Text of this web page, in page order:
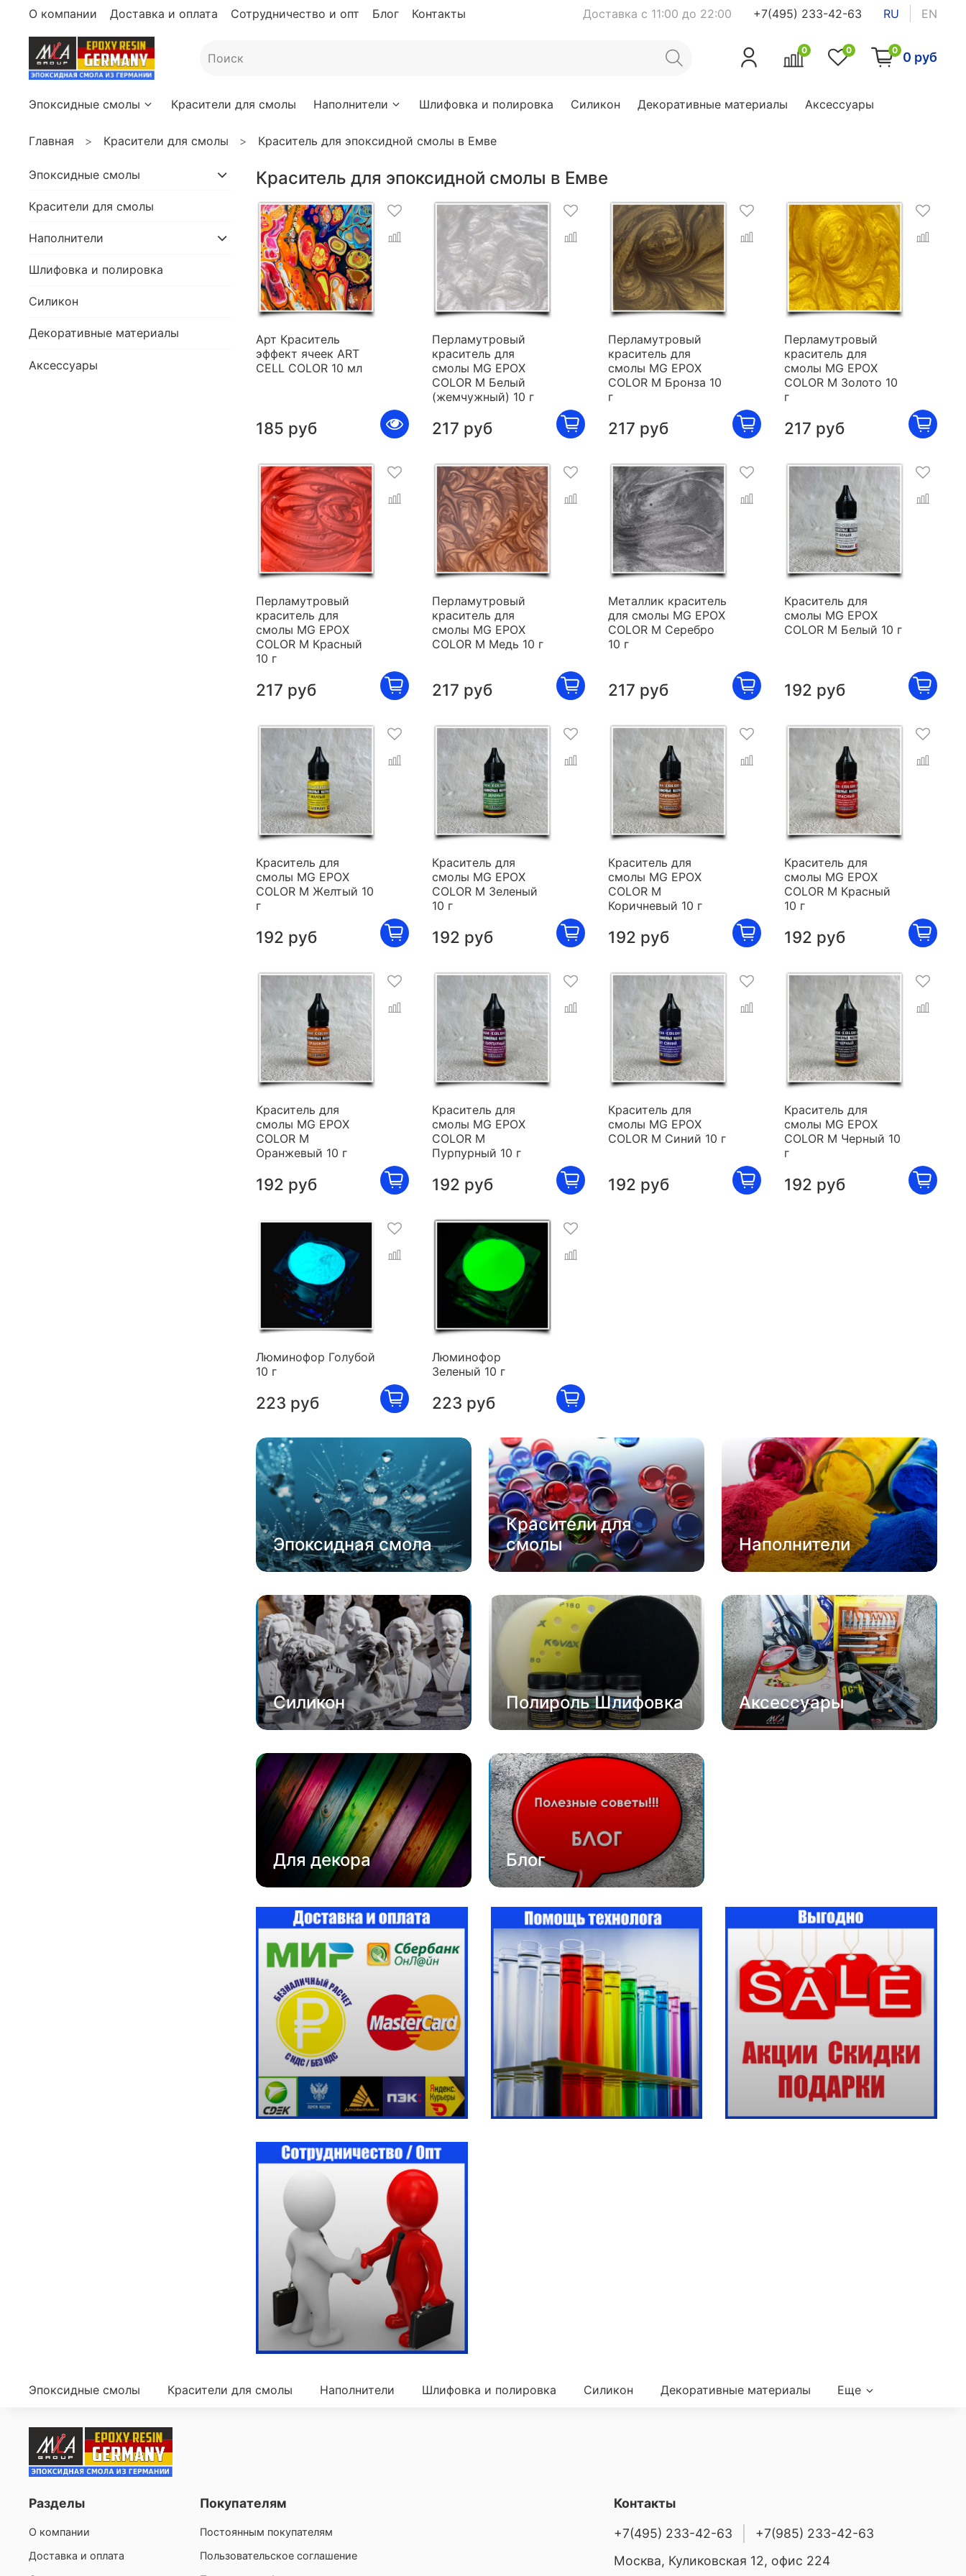
О компании Доставка и оплата Сотрудничество и опт Блог Контакты Доставка с 11:00 до 22:00 +7(495) 233-42-63 RU EN
0 0 0 0 руб
Эпоксидные смолы Красители для смолы Наполнители Шлифовка и полировка Силикон Декоративные материалы Аксессуары
Главная Красители для смолы Краситель для эпоксидной смолы в Емве
Краситель для эпоксидной смолы в Емве
Арт Краситель
эффект ячеек ART
CELL COLOR 10 мл
185 руб
Перламутровый
краситель для
смолы MG EPOX
COLOR M Белый
(жемчужный) 10 г
217 руб
Перламутровый
краситель для
смолы MG EPOX
COLOR M Бронза 10
г
217 руб
Перламутровый
краситель для
смолы MG EPOX
COLOR M Золото 10
г
217 руб
Перламутровый
краситель для
смолы MG EPOX
COLOR M Красный
10 г
217 руб
Перламутровый
краситель для
смолы MG EPOX
COLOR M Медь 10 г
217 руб
Металлик краситель
для смолы MG EPOX
COLOR M Серебро
10 г
217 руб
Краситель для
смолы MG EPOX
COLOR M Белый 10 г
192 руб
Краситель для
смолы MG EPOX
COLOR M Желтый 10
г
192 руб
Краситель для
смолы MG EPOX
COLOR M Зеленый
10 г
192 руб
Краситель для
смолы MG EPOX
COLOR M
Коричневый 10 г
192 руб
Краситель для
смолы MG EPOX
COLOR M Красный
10 г
192 руб
Краситель для
смолы MG EPOX
COLOR M
Оранжевый 10 г
192 руб
Краситель для
смолы MG EPOX
COLOR M
Пурпурный 10 г
192 руб
Краситель для
смолы MG EPOX
COLOR M Синий 10 г
192 руб
Краситель для
смолы MG EPOX
COLOR M Черный 10
г
192 руб
Люминофор Голубой
10 г
223 руб
Люминофор
Зеленый 10 г
223 руб
Эпоксидная смола
Красители для
смолы
Наполнители
Силикон Полироль Шлифовка Аксессуары
Для декора Блог
Эпоксидные смолы
Красители для смолы
Наполнители
Шлифовка и полировка
Силикон
Декоративные материалы
Аксессуары
Эпоксидные смолы Красители для смолы Наполнители Шлифовка и полировка Силикон Декоративные материалы Еще
Разделы
О компании
Доставка и оплата
Покупателям
Постоянным покупателям
Пользовательское соглашение
Контакты
+7(495) 233-42-63
+7(985) 233-42-63
Москва, Куликовская 12, офис 224